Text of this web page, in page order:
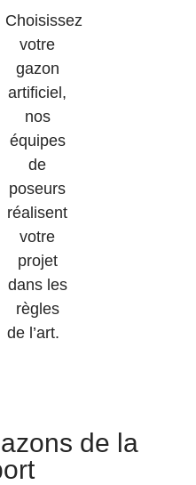
Choisissez
votre
gazon
artificiel,
nos
équipes
de
poseurs
réalisent
votre
projet
dans les
règles
de l’art.
de la